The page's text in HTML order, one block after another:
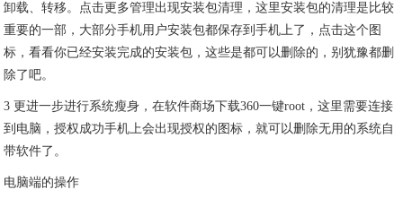
卸载、转移。点击更多管理出现安装包清理，这里安装包的清理是比较
重要的一部，大部分手机用户安装包都保存到手机上了，点击这个图
标，看看你已经安装完成的安装包，这些是都可以删除的，别犹豫都删
除了吧。
3 更进一步进行系统瘦身，在软件商场下载360一键root，这里需要连接
到电脑，授权成功手机上会出现授权的图标，就可以删除无用的系统自
带软件了。
电脑端的操作